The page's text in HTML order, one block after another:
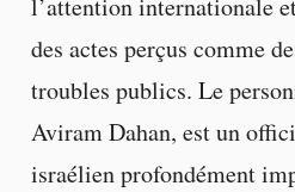
l’attention internationale
des actes perçus comme
troubles publics. Le
Aviram Dahan, est un
israélien profondément